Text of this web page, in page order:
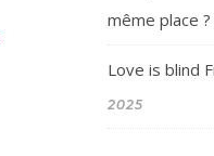
même place ?
Love is blind
2025